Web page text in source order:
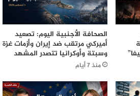
الصحافة الأجنبية اليوم: تصعيد
أميركي مرتقب ضد إيران وأزمات غزة
وسبتة وأوكرانيا تتصدر المشهد
منذ 7 أيام